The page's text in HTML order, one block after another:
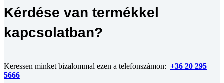
Kérdése van termékkel
kapcsolatban?
Keressen minket bizalommal ezen a telefonszámon: +36 20 295
5666